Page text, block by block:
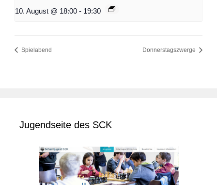
10. August @ 18:00 - 19:30
Spielabend Donnerstagszwerge
Jugendseite des SCK